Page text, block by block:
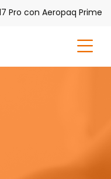
con Aeropaq Prime